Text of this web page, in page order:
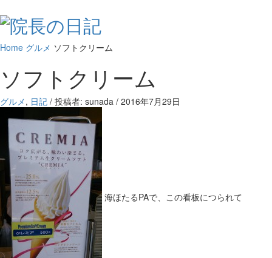
Home グルメ ソフトクリーム
ソフトクリーム
グルメ, 日記 / 投稿者: sunada / 2016年7月29日
海ほたるPAで、この看板につられて